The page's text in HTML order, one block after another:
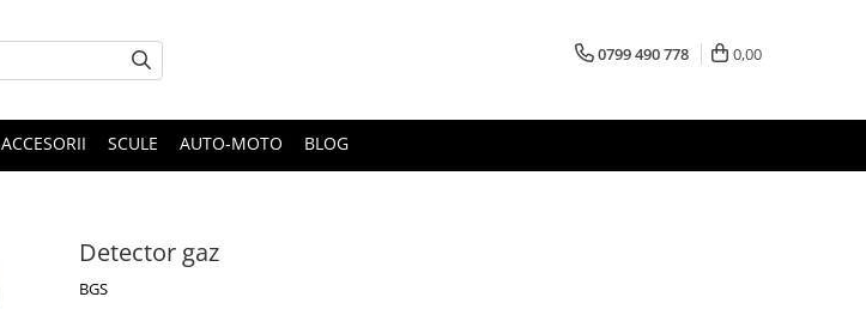
0799 490 778 0,00
ACCESORII SCULE AUTO-MOTO BLOG
Detector gaz
BGS